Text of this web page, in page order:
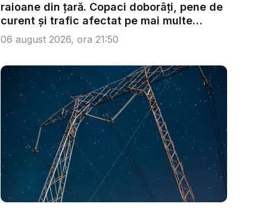
raioane din țară. Copaci doborâți, pene de
curent și trafic afectat pe mai multe
trase...
06 august 2026, ora 21:50